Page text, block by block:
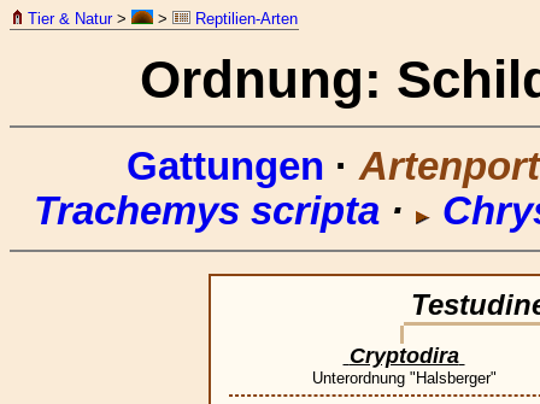
Tier & Natur> > Reptilien-Arten
Ordnung:
Gattungen ·
Trachemys scripta·
Cryptodira
Unterordnung "Halsberger"